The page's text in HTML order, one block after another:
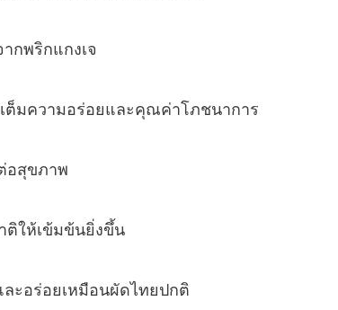
กพริกแกงเจ
ต็มความอร่อยและคุณค่าโภชนาการ
อสุขภาพ
ติให้เข้มข้นยิ่งขึ้น
ะอร่อยเหมือนผัดไทยปกติ